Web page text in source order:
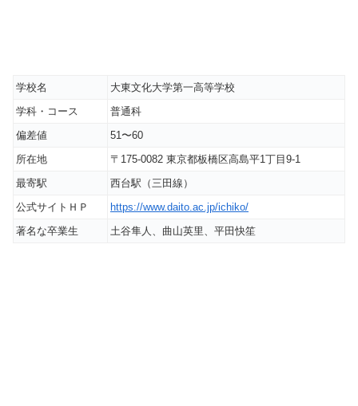
学校名
大東文化大学第一高等学校
学科・コース
普通科
偏差値
51〜60
所在地
〒175-0082 東京都板橋区高島平1丁目9-1
最寄駅
西台駅（三田線）
公式サイトＨＰ
https://www.daito.ac.jp/ichiko/
著名な卒業生
土谷隼人、曲山英里、平田快笙